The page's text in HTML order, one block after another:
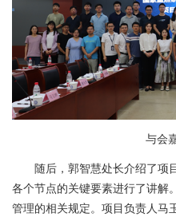
与会
随后，郭智慧处长介绍了项
各个节点的关键要素进行了讲解
管理的相关规定。项目负责人马